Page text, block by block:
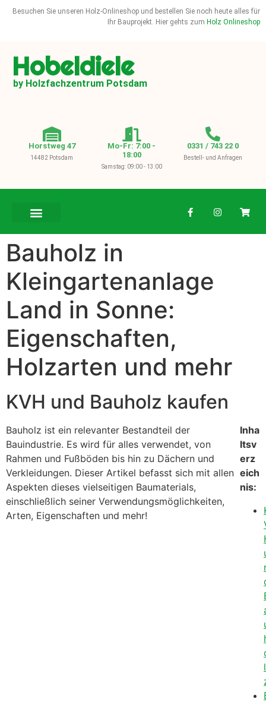
Besuchen Sie unseren Holz-Onlineshop und bestellen Sie noch heute alles für
Ihr Bauprojekt. Hier gehts zum Holz Onlineshop
Hobeldiele
by Holzfachzentrum Potsdam
Horstweg 47
14482 Potsdam
Mo-Fr: 7:00 -
18:00
Samstag: 09:00 - 13:00
0331 / 743 22 0
Bestell- und Anfragen
Bauholz in
Kleingartenanlage
Land in Sonne:
Eigenschaften,
Holzarten und mehr
KVH und Bauholz kaufen
Bauholz ist ein relevanter Bestandteil der
Bauindustrie. Es wird für alles verwendet, von
Rahmen und Fußböden bis hin zu Dächern und
Verkleidungen. Dieser Artikel befasst sich mit allen
Aspekten dieses vielseitigen Baumaterials,
einschließlich seiner Verwendungsmöglichkeiten,
Arten, Eigenschaften und mehr!
Inha
ltsv
erz
eich
nis:
l